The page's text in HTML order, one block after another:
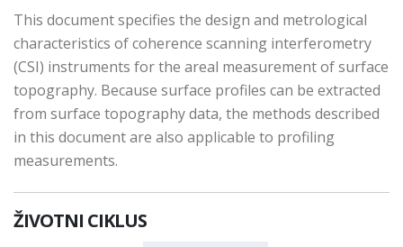
This document specifies the design and metrological
characteristics of coherence scanning interferometry
(CSI) instruments for the areal measurement of surface
topography. Because surface profiles can be extracted
from surface topography data, the methods described
in this document are also applicable to profiling
measurements.
ŽIVOTNI CIKLUS